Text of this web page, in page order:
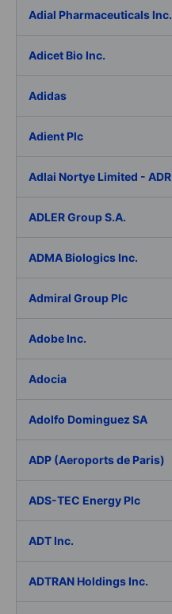
Adial Pharmaceuticals Inc.
Adicet Bio Inc.
Adidas
Adient Plc
Adlai Nortye Limited - ADR
ADLER Group S.A.
ADMA Biologics Inc.
Admiral Group Plc
Adobe Inc.
Adocia
Adolfo Dominguez SA
ADP (Aeroports de Paris)
ADS-TEC Energy Plc
ADT Inc.
ADTRAN Holdings Inc.